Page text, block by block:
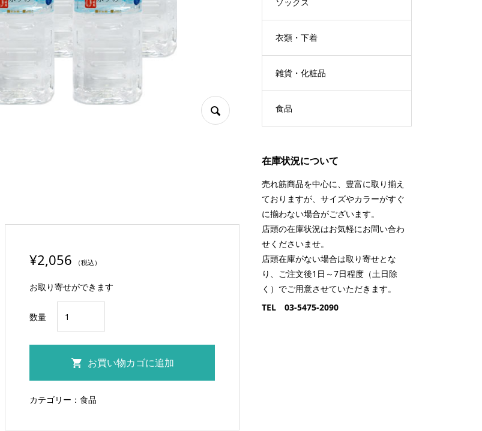
¥2,056 （税込）
お取り寄せができます
数量
の
お買い物カゴに追加
カテゴリー：食品
衣類・下着
雑貨・化粧品
食品
在庫状況について
売れ筋商品を中心に、豊富に取り揃え
ておりますが、サイズやカラーがすぐ
に揃わない場合がございます。
店頭の在庫状況はお気軽にお問い合わ
せくださいませ。
店頭在庫がない場合は取り寄せとな
り、ご注文後1日～7日程度（土日除
く）でご用意させていただきます。
TEL 03-5475-2090